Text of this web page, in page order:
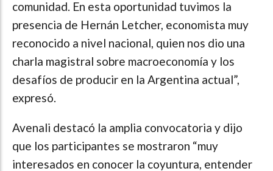
comunidad. En esta oportunidad tuvimos la
presencia de Hernán Letcher, economista muy
reconocido a nivel nacional, quien nos dio una
charla magistral sobre macroeconomía y los
desafíos de producir en la Argentina actual”,
expresó.
Avenali destacó la amplia convocatoria y dijo
que los participantes se mostraron “muy
interesados en conocer la coyuntura, entender